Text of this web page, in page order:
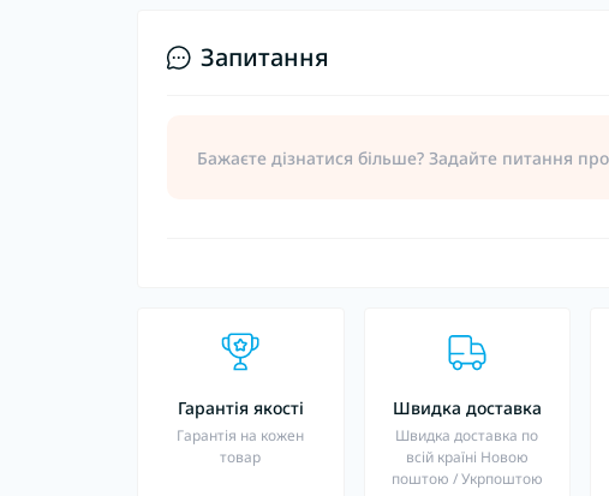
Запитання
Бажаєте дізнатися більше? Задайте питання
Гарантія якості
Гарантія на кожен
товар
Швидка доставка
Швидка доставка по
всій країні Новою
поштою / Укрпоштою